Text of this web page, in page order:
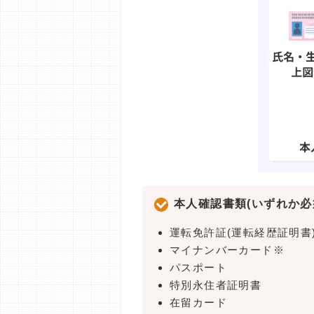
本人確認書類(いずれか
運転免許証(運転経歴証明
マイナンバーカード※
パスポート
特別永住者証明書
在留カード